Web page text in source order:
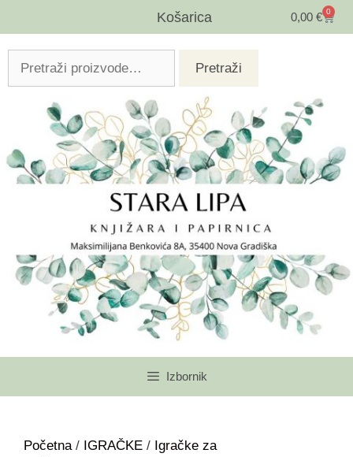
Košarica 0,00 € 0
Pretraži
Izbornik
Početna/ IGRAČKE / Igračke za